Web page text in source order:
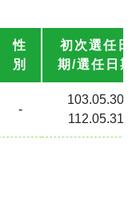
性
別
初次選任日
期/選任日
-
103.05.30
112.05.31